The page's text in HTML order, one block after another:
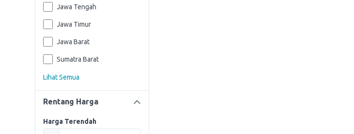
Jawa Tengah
Jawa Timur
Jawa Barat
Sumatra Barat
Lihat Semua
Rentang Harga
Harga Terendah